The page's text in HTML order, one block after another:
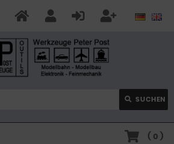
SUCHEN
( 0 )